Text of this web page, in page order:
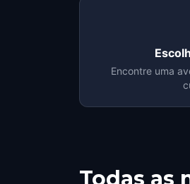
Encontre uma
Todas as